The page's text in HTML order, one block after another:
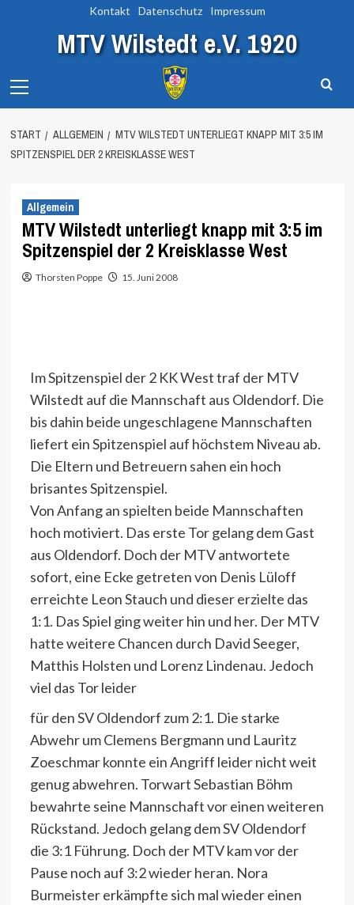
Kontakt Datenschutz Impressum
MTV Wilstedt e.V. 1920
Menu
START ALLGEMEIN
MTV WILSTEDT UNTERLIEGT KNAPP MIT 3:5 IM
SPITZENSPIEL DER 2 KREISKLASSE WEST
Allgemein
MTV Wilstedt unterliegt knapp mit 3:5 im
Spitzenspiel der 2 Kreisklasse West
Thorsten Poppe 15. Juni 2008
Im Spitzenspiel der 2 KK West traf der MTV
Wilstedt auf die Mannschaft aus Oldendorf. Die
bis dahin beide ungeschlagene Mannschaften
liefert ein Spitzenspiel auf höchstem Niveau ab.
Die Eltern und Betreuern sahen ein hoch
brisantes Spitzenspiel.
Von Anfang an spielten beide Mannschaften
hoch motiviert. Das erste Tor gelang dem Gast
aus Oldendorf. Doch der MTV antwortete
sofort, eine Ecke getreten von Denis Lüloff
erreichte Leon Stauch und dieser erzielte das
1:1. Das Spiel ging weiter hin und her. Der MTV
hatte weitere Chancen durch David Seeger,
Matthis Holsten und Lorenz Lindenau. Jedoch
viel das Tor leider
für den SV Oldendorf zum 2:1. Die starke
Abwehr um Clemens Bergmann und Lauritz
Zoeschmar konnte ein Angriff leider nicht weit
genug abwehren. Torwart Sebastian Böhm
bewahrte seine Mannschaft vor einen weiteren
Rückstand. Jedoch gelang dem SV Oldendorf
die 3:1 Führung. Doch der MTV kam vor der
Pause noch auf 3:2 wieder heran. Nora
Burmeister erkämpfte sich mal wieder einen